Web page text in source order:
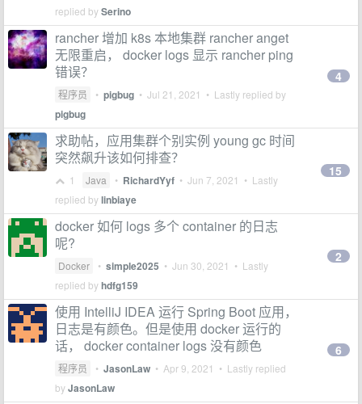
replied bySerino
rancher 增加 k8s 本地集群 rancher anget
无限重启， docker logs 显示 rancher ping
错误？
程序员 • pigbug • Jul 21, 2021 • Lastly replied by
pigbug
4
求助帖，应用集群个别实例 young gc 时间
突然飙升该如何排查？
1 Java • RichardYyf • Jun 7, 2021 • Lastly
replied bylinbiaye
15
docker 如何 logs 多个 container 的日志
呢?
Docker • simple2025 • Jun 30, 2021 • Lastly
replied byhdfg159
2
使用 IntelliJ IDEA 运行 Spring Boot 应用，
日志是有颜色。但是使用 docker 运行的
话， docker container logs 没有颜色
程序员 • JasonLaw • Apr 9, 2021 • Lastly replied
byJasonLaw
6